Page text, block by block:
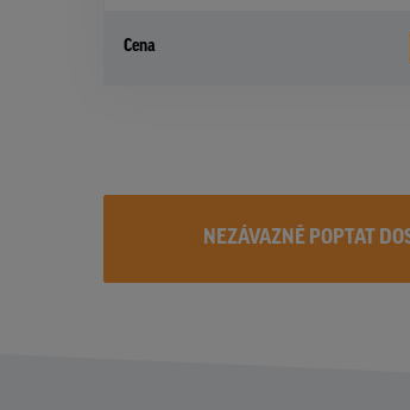
Cena
NEZÁVAZNĚ POPTAT